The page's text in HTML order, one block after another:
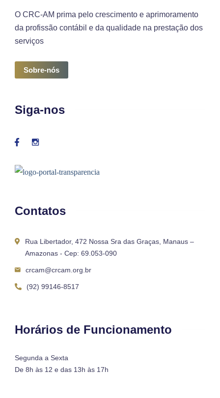
O CRC-AM prima pelo crescimento e aprimoramento
da profissão contábil e da qualidade na prestação dos
serviços
Sobre-nós
Siga-nos
Contatos
Rua Libertador, 472 Nossa Sra das Graças, Manaus –
Amazonas - Cep: 69.053-090
crcam@crcam.org.br
(92) 99146-8517
Horários de Funcionamento
Segunda a Sexta
De 8h às 12 e das 13h às 17h